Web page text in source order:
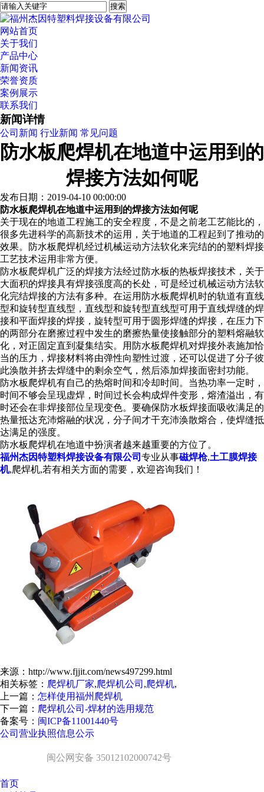
网站首页
关于我们
产品中心
新闻资讯
荣誉资质
案例展示
联系我们
新闻详情
公司新闻 行业新闻 常见问题
防水板爬焊机在地道中运用到的
焊接方法如何呢
发布日期：2019-04-10 00:00:00
防水板爬焊机在地道中运用到的焊接方法如何呢
关于现在的地道工程施工的安全程度，不是之前老工艺能比的，
很多先进科学的高新技术的运用，关于地道的工程起到了推动的
效果。防水板爬焊机经过机械运动方法软化来完结的的塑料焊接
工艺技术运用非常方便。
防水板爬焊机广泛的焊接方法经过防水板的热板焊接技术，关于
大面积的焊接具有焊接强度高的长处，可是经过机械运动方法软
化完结焊接的方法有多种。在运用防水板爬焊机时的轨道有直线
型和旋转型直线型，直线型和旋转型直线型可用于直线焊缝的焊
接和平面焊接的焊接，旋转型可用于圆形焊缝的焊接，在压力下
的两部分在磨擦过程中发生的磨擦热量使接触部分的塑料熔融软
化，对正固定直到凝集结实。用防水板爬焊机对焊接外表施加恰
当的压力，焊接材料将由弹性向塑性过渡，还可以促进了分子彼
此涣散并挤去焊缝中的剩余空气，然后添加焊接面密封功能。
防水板爬焊机有自己的热熔时间和冷却时间。当热功率一定时，
时间不够会呈现虚焊，时间过长会构成焊件变形，熔渣溢出，有
时还会在非焊接部位呈现变色。要确保防水板焊接面吸收满足的
热量抵达充沛熔融的状况，分子间才干充沛涣散熔合，使焊缝抵
达满足的强度。
防水板爬焊机在地道中扮演者越来越重要的方位了。
福州杰因特塑料焊接设备有限公司 专业从事磁焊枪,土工膜焊接
机,爬焊机,若有相关方面的需要，欢迎咨询我们！
来源：http://www.fjjit.com/news497299.html
相关标签： 爬焊机厂家,爬焊机公司 ,爬焊机,
上一篇： 怎样使用福州爬焊机
下一篇： 爬焊机公司-焊材的选用规范
备案号： 闽ICP备11001440号
公司营业执照信息公示
闽公网安备 35012102000742号
首页